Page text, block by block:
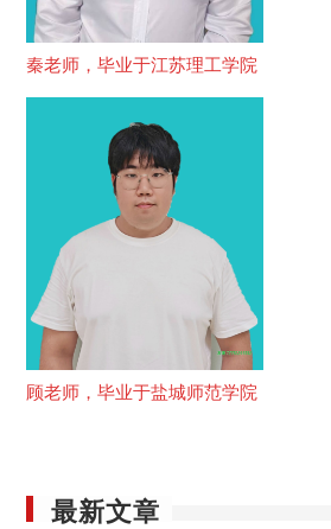
秦老师，毕业于江苏理工学院
顾老师，毕业于盐城师范学院
最新文章